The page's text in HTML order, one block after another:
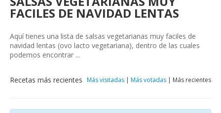
FACILES DE NAVIDAD LENTAS
Aquí tienes una lista de salsas vegetarianas muy faciles de
navidad lentas (ovo lacto vegetariana), dentro de las cuales
podemos encontrar ...
Recetas más recientes Más visitadas | Más votadas | Más recientes